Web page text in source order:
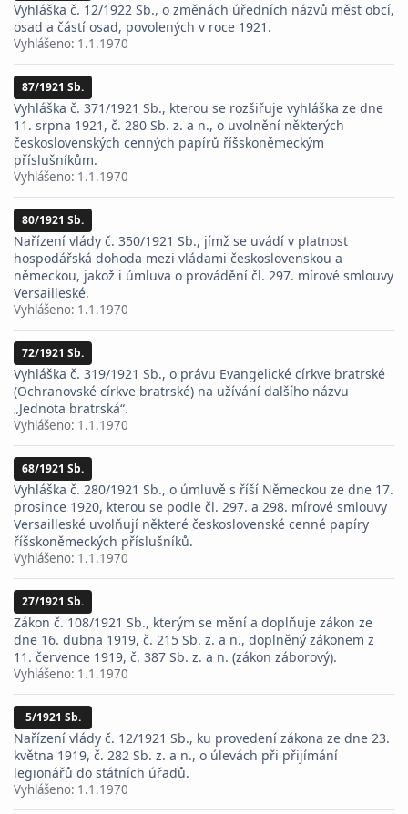
Vyhláška č. 12/1922 Sb., o změnách úředních názvů měst obcí,
osad a částí osad, povolených v roce 1921.
Vyhlášeno: 1.1.1970
87/1921 Sb.
Vyhláška č. 371/1921 Sb., kterou se rozšiřuje vyhláška ze dne
11. srpna 1921, č. 280 Sb. z. a n., o uvolnění některých
československých cenných papírů říšskoněmeckým
příslušníkům.
Vyhlášeno: 1.1.1970
80/1921 Sb.
Nařízení vlády č. 350/1921 Sb., jímž se uvádí v platnost
hospodářská dohoda mezi vládami československou a
německou, jakož i úmluva o provádění čl. 297. mírové smlouvy
Versailleské.
Vyhlášeno: 1.1.1970
72/1921 Sb.
Vyhláška č. 319/1921 Sb., o právu Evangelické církve bratrské
(Ochranovské církve bratrské) na užívání dalšího názvu
„Jednota bratrská“.
Vyhlášeno: 1.1.1970
68/1921 Sb.
Vyhláška č. 280/1921 Sb., o úmluvě s říší Německou ze dne 17.
prosince 1920, kterou se podle čl. 297. a 298. mírové smlouvy
Versailleské uvolňují některé československé cenné papíry
říšskoněmeckých příslušníků.
Vyhlášeno: 1.1.1970
27/1921 Sb.
Zákon č. 108/1921 Sb., kterým se mění a doplňuje zákon ze
dne 16. dubna 1919, č. 215 Sb. z. a n., doplněný zákonem z
11. července 1919, č. 387 Sb. z. a n. (zákon záborový).
Vyhlášeno: 1.1.1970
5/1921 Sb.
Nařízení vlády č. 12/1921 Sb., ku provedení zákona ze dne 23.
května 1919, č. 282 Sb. z. a n., o úlevách při přijímání
legionářů do státních úřadů.
Vyhlášeno: 1.1.1970